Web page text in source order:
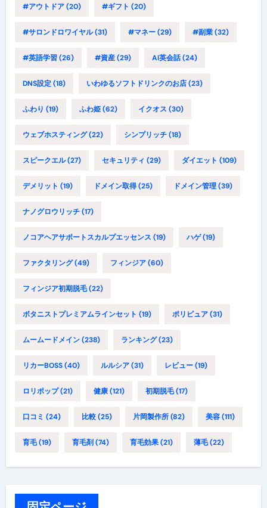
#アウトドア(20) #ギフト (20)
#サロンドロワイヤル(31) #マネー(29) #副業(32)
#英語学習(26) #資産(29) AI英会話(24)
DNS設定(18) いわゆるソフトドリンクのお店(23)
ふわり (19) ふわ姫(62) イクオス (30)
ウェブホスティング(22) シンプリッチ(18)
スピークエル(27) セキュリティ (29) ダイエット (109)
デメリット (19) ドメイン取得(25) ドメイン管理(39)
ナノグロウリッチ(17)
ノコアヘアサポートスカルプエッセンス (19) ハゲ(19)
ファクタリング(49) フィンジア(60)
フィンジア初期脱毛(22)
ボタニストプレミアムラインセット (19) ポリピュア(31)
ムームードメイン(238) ランキング(23)
リカーBOSS(40) ルルシア(31) レビュー(19)
ロリポップ(21) 健康(121) 初期脱毛(17)
口コミ (24) 比較(25) 片岡製作所(82) 美容(111)
育毛(19) 育毛剤 (74) 育毛効果(21) 薄毛(22)